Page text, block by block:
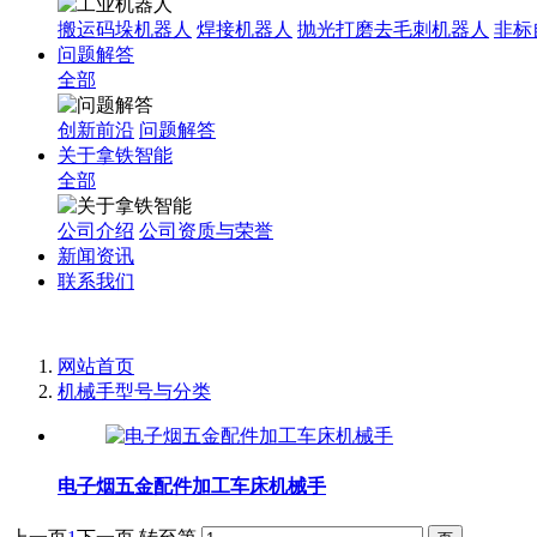
搬运码垛机器人 焊接机器人 抛光打磨去毛刺机器人 非标
问题解答
全部
创新前沿 问题解答
关于拿铁智能
全部
公司介绍 公司资质与荣誉
新闻资讯
联系我们
网站首页
机械手型号与分类
电子烟五金配件加工车床机械手